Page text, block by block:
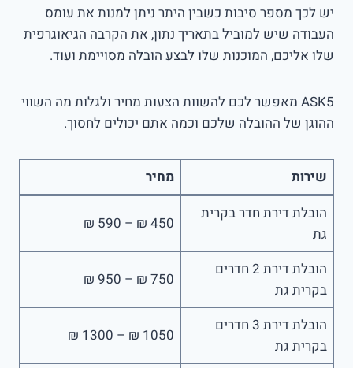
יש לכך מספר סיבות כשבין היתר ניתן למנות את עומס
העבודה שיש למוביל בתאריך נתון, את הקרבה הגיאוגרפית
שלו אליכם, המוכנות שלו לבצע הובלה מסויימת ועוד.
ASK5 מאפשר לכם להשוות הצעות מחיר ולגלות מה השווי
ההוגן של ההובלה שלכם וכמה אתם יכולים לחסוך.
שירות
מחיר
הובלת דירת חדר בקרית
גת
450 ₪ – 590 ₪
הובלת דירת 2 חדרים
בקרית גת
750 ₪ – 950 ₪
הובלת דירת 3 חדרים
בקרית גת
1050 ₪ – 1300 ₪